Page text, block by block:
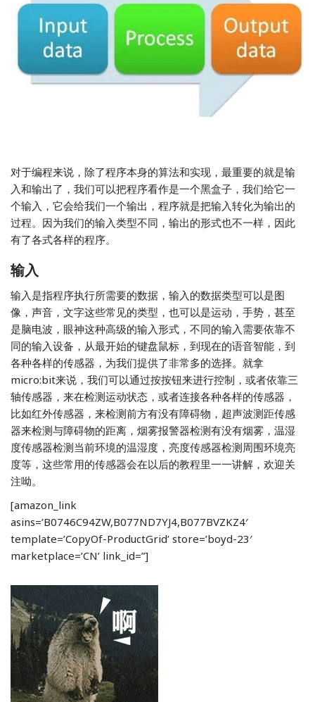
对于编程来说，除了程序本身的算法和实现，最重要的就是输
入和输出了，我们可以把程序看作是一个黑盒子，我们给它一
个输入，它会给我们一个输出，程序就是把输入转化为输出的
过程。因为我们的输入类型不同，输出的形式也不一样，因此
有了各式各样的程序。
输入
输入是指程序执行所需要的数据，输入的数据类型可以是图
像，声音，文字这些常见的类型，也可以是运动，手势，甚至
是脑电波，眼神这种高级的输入形式，不同的输入需要依靠不
同的输入设备，从最开始的键盘鼠标，到现在的语音智能，到
各种各样的传感器，为我们提供了非常多的选择。就拿
micro:bit来说，我们可以通过按按钮来进行控制，或者依靠三
轴传感器，来在检测运动状态，或者连接各种各样的传感器，
比如红外传感器，来检测前方有没有障碍物，超声波测距传感
器来检测与障碍物的距离，烟雾报警器检测有没有烟雾，温湿
度传感器检测当前环境的温湿度，亮度传感器检测周围环境亮
度等，这些常用的传感器会在以后的教程里一一讲解，欢迎关
注呦。
[amazon_link
asins=’B0746C94ZW,B077ND7YJ4,B077BVZKZ4′
template=’CopyOf-ProductGrid’ store=’boyd-23′
marketplace=’CN’ link_id=”]